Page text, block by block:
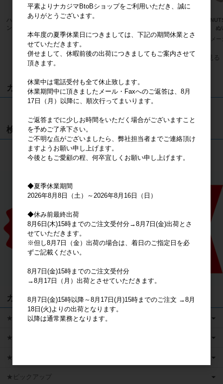
ハローキティ MCコレクション スタ
ンダード BK
メーカー希望小売価格
2,000円
メーカー希望小売価格
2,000円
ピー ぬ
メ
すべてのおすすめ商品を見る
カート
検索
検索
カテゴリ
★キャラクターグッズ
★新商品
★かえるのピクルス ライセンス商品
★ピックアップ
平素よりナカジマBtoBショップをご利用いただき、誠に
ありがとうございます。
本年度の夏季休業日につきましては、下記の期間休業とさ
せていただきます。
併せまして、休暇前後の出荷につきましてもご案内させて
頂きます。
休業中は電話受付も全て休止致します。
休業期間中に頂きましたメール・Faxへのご返答は、8月
17日（月）以降に、順次行ってまいります。
ご返答までに少しお時間をいただく場合がございますこと
を予めご了承下さい。
ご不明な点がございましたら、弊社担当者までご連絡頂け
ますようお願い申し上げます。
今後ともご愛顧の程、何卒宜しくお願い申し上げます。
◆夏季休業期間
2026年8月8日（土）～2026年8月16日（日）
◆休み前最終出荷
8月6日(木)15時までのご注文受付分→8月7日(金)出荷とさ
せていただきます。
※但し8月7日（金）出荷の場合は、着日のご指定日を必
ずご記載ください。
8月7日(金)15時までのご注文受付分
→8月17日（月）出荷とさせていただきます。
8月7日(金)15時以降～8月17日(月)15時までのご注文 →8月
18日(火)よりの出荷となります。
以降は通常業務となります。